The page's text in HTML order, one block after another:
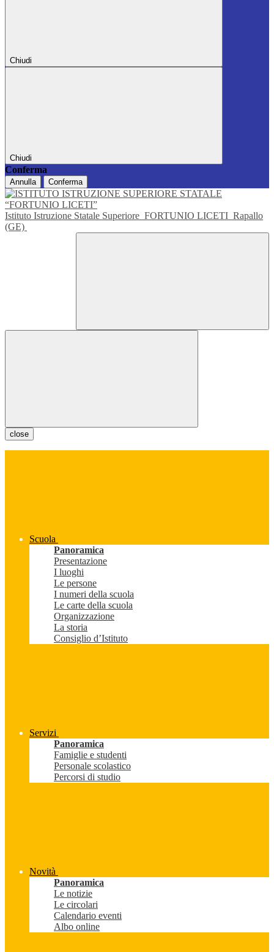
Chiudi
Chiudi
Conferma
Annulla Conferma
Istituto Istruzione Statale Superiore FORTUNIO LICETI Rapallo
(GE)
close
Scuola
Panoramica
Presentazione
I luoghi
Le persone
I numeri della scuola
Le carte della scuola
Organizzazione
La storia
Consiglio d’Istituto
Servizi
Panoramica
Famiglie e studenti
Personale scolastico
Percorsi di studio
Novità
Panoramica
Le notizie
Le circolari
Calendario eventi
Albo online